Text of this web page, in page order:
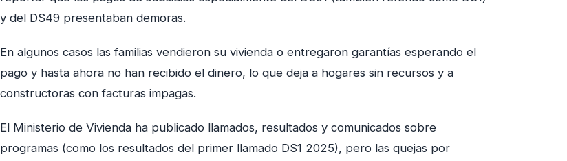
y del DS49 presentaban demoras.
En algunos casos las familias vendieron su vivienda o entregaron garantías esperando el
pago y hasta ahora no han recibido el dinero, lo que deja a hogares sin recursos y a
constructoras con facturas impagas.
El Ministerio de Vivienda ha publicado llamados, resultados y comunicados sobre
programas (como los resultados del primer llamado DS1 2025), pero las quejas por